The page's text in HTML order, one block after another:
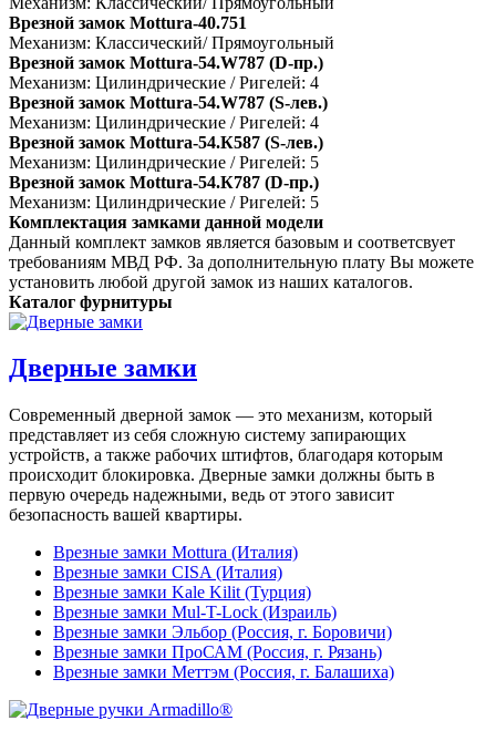
Врезной замок Mottura-40.751
Механизм: Классический/ Прямоугольный
Врезной замок Mottura-54.W787 (D-пр.)
Механизм: Цилиндрические / Ригелей: 4
Врезной замок Mottura-54.W787 (S-лев.)
Механизм: Цилиндрические / Ригелей: 4
Врезной замок Mottura-54.К587 (S-лев.)
Механизм: Цилиндрические / Ригелей: 5
Врезной замок Mottura-54.К787 (D-пр.)
Механизм: Цилиндрические / Ригелей: 5
Комплектация замками данной модели
Данный комплект замков является базовым и соответсвует
требованиям МВД РФ. За дополнительную плату Вы можете
установить любой другой замок из наших каталогов.
Каталог фурнитуры
Дверные замки
Современный дверной замок — это механизм, который
представляет из себя сложную систему запирающих
устройств, а также рабочих штифтов, благодаря которым
происходит блокировка. Дверные замки должны быть в
первую очередь надежными, ведь от этого зависит
безопасность вашей квартиры.
Врезные замки Mottura (Италия)
Врезные замки CISA (Италия)
Врезные замки Kale Kilit (Турция)
Врезные замки Mul-T-Lock (Израиль)
Врезные замки Эльбор (Россия, г. Боровичи)
Врезные замки ПроСАМ (Россия, г. Рязань)
Врезные замки Меттэм (Россия, г. Балашиха)